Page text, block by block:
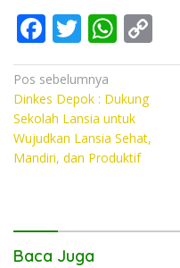
F
ac
e
b
o
o
T
w
itt
er
W
h
at
s
A
p
o
Navigasi
pos
Pos sebelumnya
Dinkes Depok : Dukung
Sekolah Lansia untuk
Wujudkan Lansia Sehat,
Mandiri, dan Produktif
Baca Juga